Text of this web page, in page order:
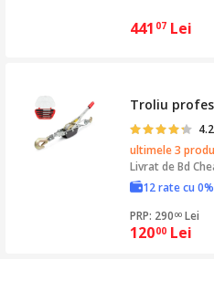
441 07 Lei
Troliu
4.2
ultimele 3
Livrat deBd
12 rate cu
PRP: 290 00 Lei
12000 Lei